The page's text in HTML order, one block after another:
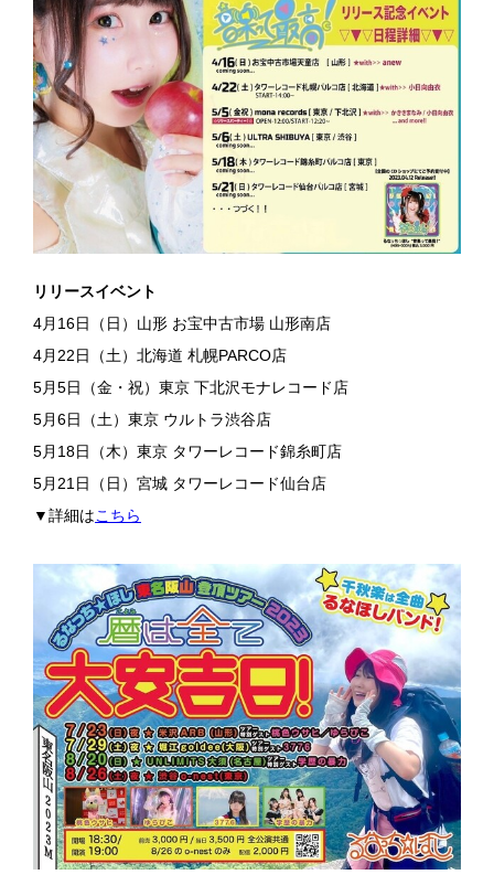
リリースイベント
4月16日（日）山形 お宝中古市場 山形南店
4月22日（土）北海道 札幌PARCO店
5月5日（金・祝）東京 下北沢モナレコード店
5月6日（土）東京 ウルトラ渋谷店
5月18日（木）東京 タワーレコード錦糸町店
5月21日（日）宮城 タワーレコード仙台店
▼詳細はこちら